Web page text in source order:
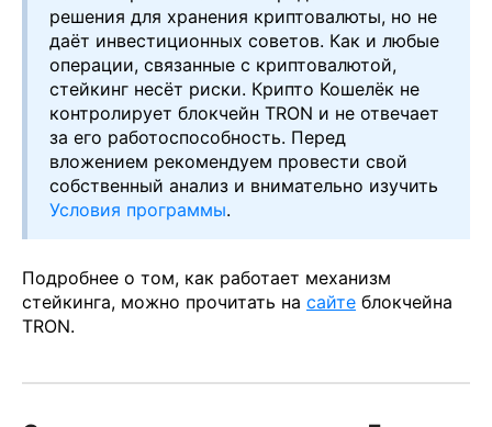
решения для хранения криптовалюты, но не
даёт инвестиционных советов. Как и любые
операции, связанные с криптовалютой,
стейкинг несёт риски. Крипто Кошелёк не
контролирует блокчейн TRON и не отвечает
за его работоспособность. Перед
вложением рекомендуем провести свой
собственный анализ и внимательно изучить
Условия программы.
Подробнее о том, как работает механизм
стейкинга, можно прочитать на сайте блокчейна
TRON.